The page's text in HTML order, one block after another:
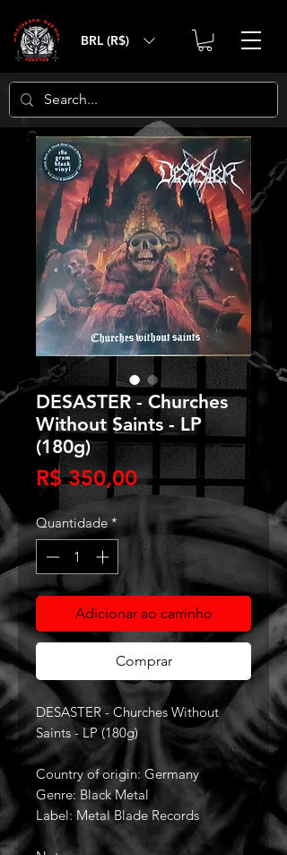
BRL (R$)
DESASTER - Churches
Without Saints - LP
(180g)
R$ 350,00Preço
Quantidade *
Adicionar ao carrinho
Comprar
DESASTER - Churches Without
Saints - LP (180g)
Country of origin: Germany
Genre: Black Metal
Label: Metal Blade Records